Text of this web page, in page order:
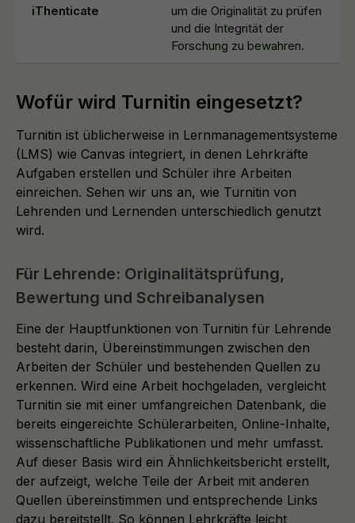
iThenticate
um die Originalität zu prüfen
und die Integrität der
Forschung zu bewahren.
Wofür wird Turnitin eingesetzt?
Turnitin ist üblicherweise in Lernmanagementsysteme
(LMS) wie Canvas integriert, in denen Lehrkräfte
Aufgaben erstellen und Schüler ihre Arbeiten
einreichen. Sehen wir uns an, wie Turnitin von
Lehrenden und Lernenden unterschiedlich genutzt
wird.
Für Lehrende: Originalitätsprüfung,
Bewertung und Schreibanalysen
Eine der Hauptfunktionen von Turnitin für Lehrende
besteht darin, Übereinstimmungen zwischen den
Arbeiten der Schüler und bestehenden Quellen zu
erkennen. Wird eine Arbeit hochgeladen, vergleicht
Turnitin sie mit einer umfangreichen Datenbank, die
bereits eingereichte Schülerarbeiten, Online-Inhalte,
wissenschaftliche Publikationen und mehr umfasst.
Auf dieser Basis wird ein Ähnlichkeitsbericht erstellt,
der aufzeigt, welche Teile der Arbeit mit anderen
Quellen übereinstimmen und entsprechende Links
dazu bereitstellt. So können Lehrkräfte leicht